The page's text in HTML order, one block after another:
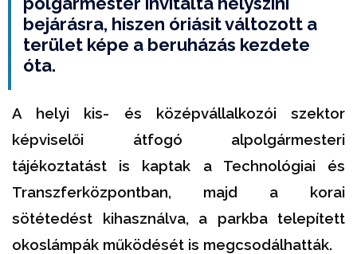
bejárásra, hiszen óriásit változott a
terület képe a beruházás kezdete
óta.
A helyi kis- és középvállalkozói szektor
képviselői átfogó alpolgármesteri
tájékoztatást is kaptak a Technológiai és
Transzferközpontban, majd a korai
sötétedést kihasználva, a parkba telepített
okoslámpák működését is megcsodálhatták.